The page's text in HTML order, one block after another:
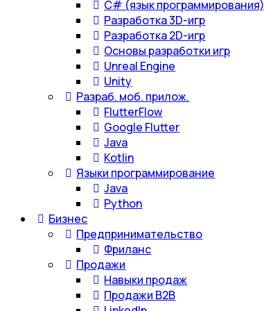
С# (язык программирования)
Разработка 3D-игр
Разработка 2D-игр
Основы разработки игр
Unreal Engine
Unity
Разраб. моб. прилож.
FlutterFlow
Google Flutter
Java
Kotlin
Языки программирование
Java
Python
Бизнес
Предпринимательство
Фриланс
Продажи
Навыки продаж
Продажи B2B